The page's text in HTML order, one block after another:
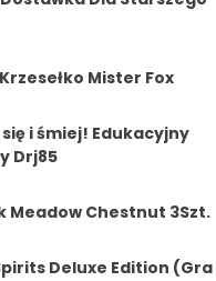
Mister Fox
i śmiej! Edukacyjny
Drj85
Meadow Chestnut 3Szt.
Deluxe Edition (Gra